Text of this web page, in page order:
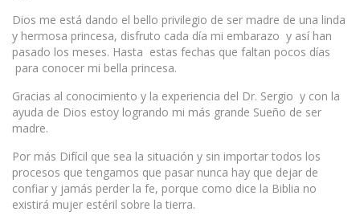
Dios me está dando el bello privilegio de ser madre de una linda
y hermosa princesa, disfruto cada día mi embarazo y así han
pasado los meses. Hasta estas fechas que faltan pocos días
para conocer mi bella princesa.
Gracias al conocimiento y la experiencia del Dr. Sergio y con la
ayuda de Dios estoy logrando mi más grande Sueño de ser
madre.
Por más Difícil que sea la situación y sin importar todos los
procesos que tengamos que pasar nunca hay que dejar de
confiar y jamás perder la fe, porque como dice la Biblia no
existirá mujer estéril sobre la tierra.